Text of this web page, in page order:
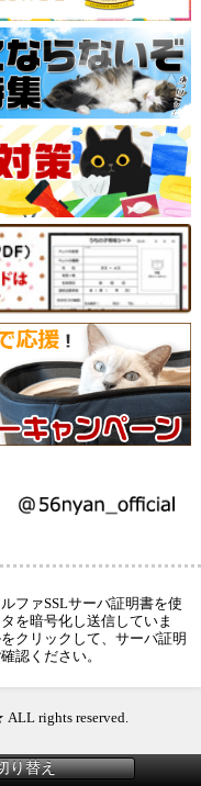
ファSSLサーバ証明書を使
を暗号化し送信していま
クリックして、サーバ証明
認ください。
rights reserved.
り替え